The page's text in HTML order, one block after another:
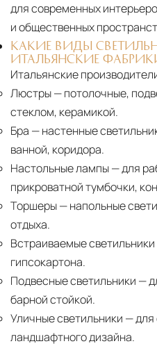
для современных
и общественных
КАКИЕ ВИДЫ
ИТАЛЬЯНСКИЕ
Итальянские
Люстры— потолочные,
стеклом, керамикой.
Бра — настенные
ванной, коридора.
Настольные лампы— для
прикроватной тумбочки,
Торшеры— напольные
отдыха.
Встраиваемые светильники
гипсокартона.
Подвесные светильники —
барной стойкой.
Уличные светильники — для
ландшафтного дизайна.